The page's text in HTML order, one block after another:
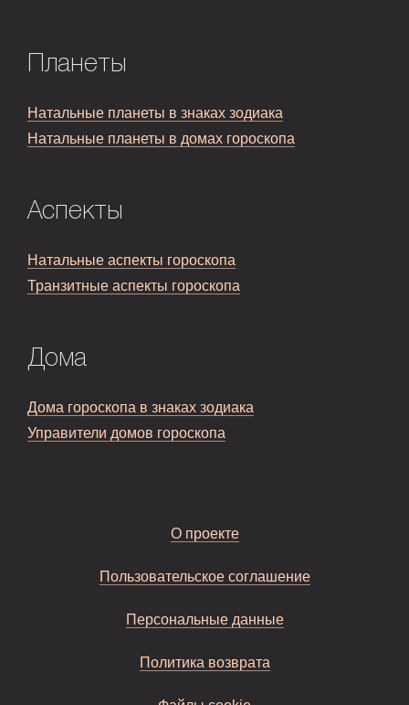
Планеты
Натальные планеты в знаках зодиака
Натальные планеты в домах гороскопа
Аспекты
Натальные аспекты гороскопа
Транзитные аспекты гороскопа
Дома
Дома гороскопа в знаках зодиака
Управители домов гороскопа
О проекте
Пользовательское соглашение
Персональные данные
Политика возврата